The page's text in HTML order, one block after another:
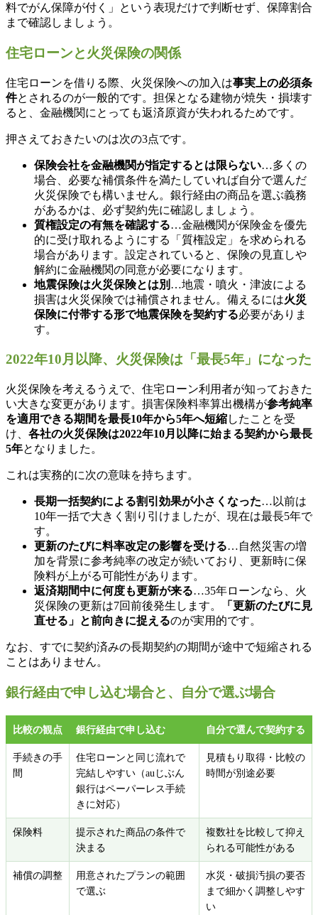
料でがん保障が付く」という表現だけで判断せず、保障割合
まで確認しましょう。
住宅ローンと火災保険の関係
住宅ローンを借りる際、火災保険への加入は事実上の必須条
件とされるのが一般的です。担保となる建物が焼失・損壊す
ると、金融機関にとっても返済原資が失われるためです。
押さえておきたいのは次の3点です。
保険会社を金融機関が指定するとは限らない…多くの
場合、必要な補償条件を満たしていれば自分で選んだ
火災保険でも構いません。銀行経由の商品を選ぶ義務
があるかは、必ず契約先に確認しましょう。
質権設定の有無を確認する…金融機関が保険金を優先
的に受け取れるようにする「質権設定」を求められる
場合があります。設定されていると、保険の見直しや
解約に金融機関の同意が必要になります。
地震保険は火災保険とは別 …地震・噴火・津波による
損害は火災保険では補償されません。備えるには火災
保険に付帯する形で地震保険を契約する必要がありま
す。
2022年10月以降、火災保険は「最長5年」になった
火災保険を考えるうえで、住宅ローン利用者が知っておきた
い大きな変更があります。損害保険料率算出機構が参考純率
を適用できる期間を最長10年から5年へ短縮したことを受
け、 各社の火災保険は2022年10月以降に始まる契約から最長
5年となりました。
これは実務的に次の意味を持ちます。
長期一括契約による割引効果が小さくなった…以前は
10年一括で大きく割り引けましたが、現在は最長5年で
す。
更新のたびに料率改定の影響を受ける…自然災害の増
加を背景に参考純率の改定が続いており、更新時に保
険料が上がる可能性があります。
返済期間中に何度も更新が来る…35年ローンなら、火
災保険の更新は7回前後発生します。
「更新のたびに見
直せる」と前向きに捉えるのが実用的です。
なお、すでに契約済みの長期契約の期間が途中で短縮される
ことはありません。
銀行経由で申し込む場合と、自分で選ぶ場合
比較の観点 銀行経由で申し込む 自分で選んで契約する
手続きの手
間
住宅ローンと同じ流れで
完結しやすい（auじぶん
銀行はペーパーレス手続
きに対応）
見積もり取得・比較の
時間が別途必要
保険料
提示された商品の条件で
決まる
複数社を比較して抑え
られる可能性がある
補償の調整
用意されたプランの範囲
で選ぶ
水災・破損汚損の要否
まで細かく調整しやす
い